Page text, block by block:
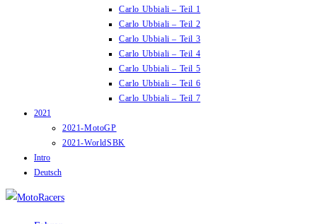
Carlo Ubbiali – Teil 1
Carlo Ubbiali – Teil 2
Carlo Ubbiali – Teil 3
Carlo Ubbiali – Teil 4
Carlo Ubbiali – Teil 5
Carlo Ubbiali – Teil 6
Carlo Ubbiali – Teil 7
2021
2021-MotoGP
2021-WorldSBK
Intro
Deutsch